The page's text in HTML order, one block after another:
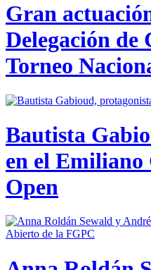
Gran
Delegación de
Torneo
Bautista
en el
Open